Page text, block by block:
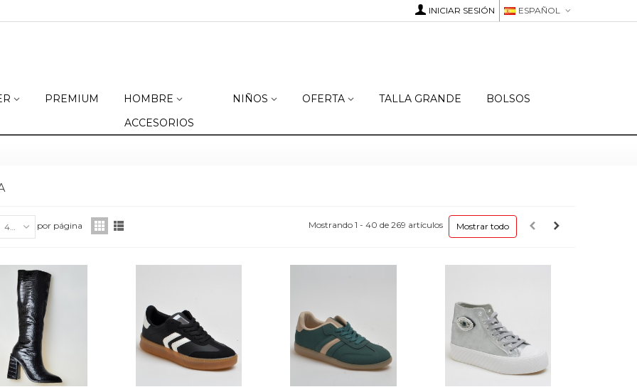
ESPAÑOL
INICIAR SESIÓN
PREMIUM HOMBRE NIÑOS OFERTA TALLA GRANDE
BOLSOS
ACCESORIOS
por página Mostrar todo
Mostrando 1 - 40 de 269 artículos